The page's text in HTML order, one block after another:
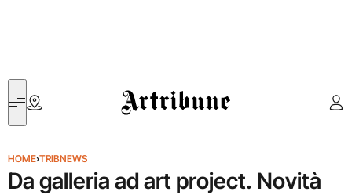
Artribune
HOME›TRIBNEWS
Da galleria ad art project. Novità